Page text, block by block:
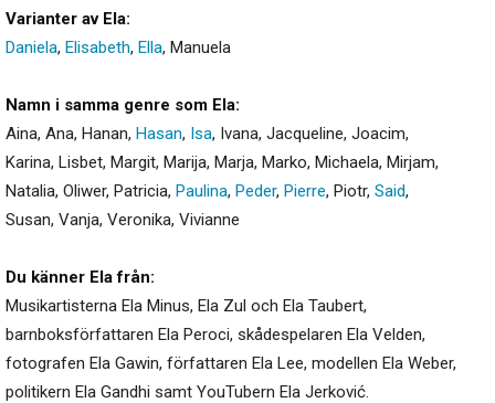
Varianter av Ela:
Daniela, Elisabeth, Ella, Manuela
Namn i samma genre som Ela:
Aina, Ana, Hanan, Hasan, Isa, Ivana, Jacqueline, Joacim,
Karina, Lisbet, Margit, Marija, Marja, Marko, Michaela, Mirjam,
Natalia, Oliwer, Patricia, Paulina, Peder, Pierre, Piotr, Said,
Susan, Vanja, Veronika, Vivianne
Du känner Ela från:
Musikartisterna Ela Minus, Ela Zul och Ela Taubert,
barnboksförfattaren Ela Peroci, skådespelaren Ela Velden,
fotografen Ela Gawin, författaren Ela Lee, modellen Ela Weber,
politikern Ela Gandhi samt YouTubern Ela Jerković.